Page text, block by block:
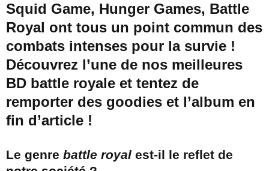
Squid Game, Hunger Games, Battle
Royal ont tous un point commun des
combats intenses pour la survie !
Découvrez l’une de nos meilleures
BD battle royale et tentez de
remporter des goodies et l’album en
fin d’article !
Le genre battle royal est-il le reflet de